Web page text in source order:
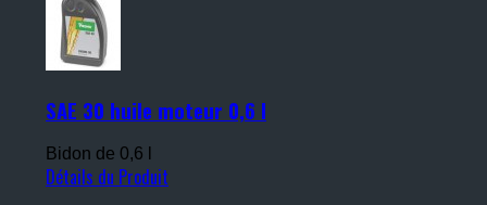
SAE 30 huile moteur 0,6 l
Bidon de 0,6 l
Détails du Produit